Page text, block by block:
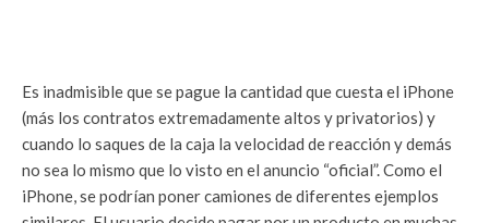
Es inadmisible que se pague la cantidad que cuesta el iPhone
(más los contratos extremadamente altos y privatorios) y
cuando lo saques de la caja la velocidad de reacción y demás
no sea lo mismo que lo visto en el anuncio “oficial”. Como el
iPhone, se podrían poner camiones de diferentes ejemplos